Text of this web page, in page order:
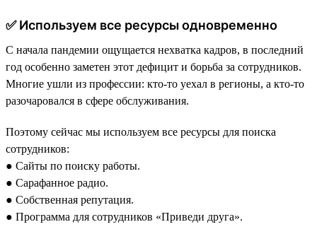
✅ Используем все ресурсы одновременно
С начала пандемии ощущается нехватка кадров, в последний
год особенно заметен этот дефицит и борьба за сотрудников.
Многие ушли из профессии: кто-то уехал в регионы, а кто-то
разочаровался в сфере обслуживания.
Поэтому сейчас мы используем все ресурсы для поиска
сотрудников:
● Сайты по поиску работы.
● Сарафанное радио.
● Собственная репутация.
● Программа для сотрудников «Приведи друга».